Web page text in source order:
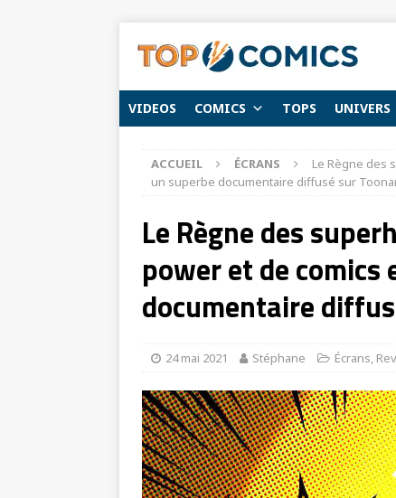
VIDEOS COMICS TOPS UNIVERS
ACCUEIL ÉCRANS
Le Règne des
un superbe documentaire diffusé sur
Le Règne des
power et de comics
documentaire
24 mai 2021 Stéphane Écrans,